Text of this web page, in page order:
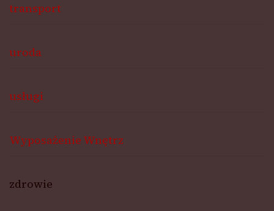
transport
uroda
usługi
Wyposażenie Wnętrz
zdrowie